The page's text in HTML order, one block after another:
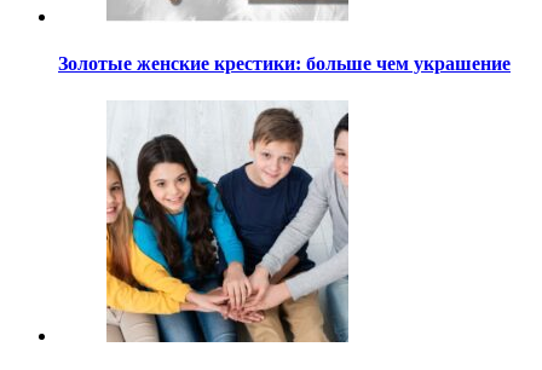
Золотые женские крестики: больше чем украшение